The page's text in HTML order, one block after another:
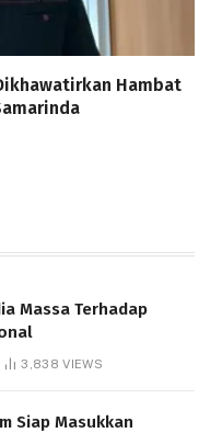
Hambat
Massa Terhadap
3,838VIEWS
Siap Masukkan